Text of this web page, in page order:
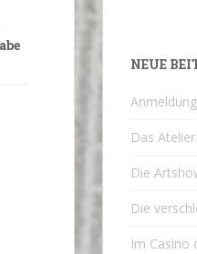
NEUE
Das
Die
Die
Im Casino